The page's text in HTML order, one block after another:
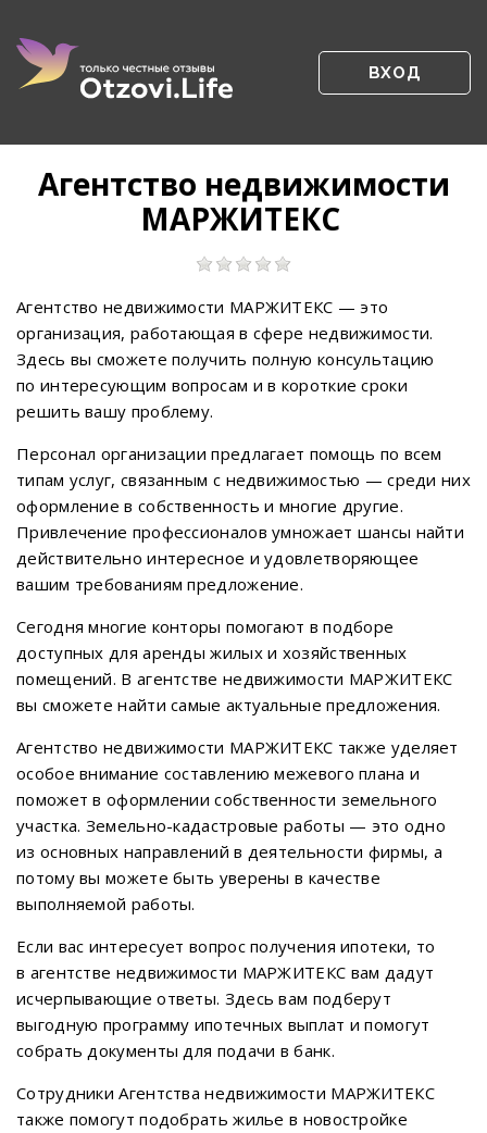
ВХОД
Агентство недвижимости
МАРЖИТЕКС
Агентство недвижимости МАРЖИТЕКС — это
организация, работающая в сфере недвижимости.
Здесь вы сможете получить полную консультацию
по интересующим вопросам и в короткие сроки
решить вашу проблему.
Персонал организации предлагает помощь по всем
типам услуг, связанным с недвижимостью — среди них
оформление в собственность и многие другие.
Привлечение профессионалов умножает шансы найти
действительно интересное и удовлетворяющее
вашим требованиям предложение.
Сегодня многие конторы помогают в подборе
доступных для аренды жилых и хозяйственных
помещений. В агентстве недвижимости МАРЖИТЕКС
вы сможете найти самые актуальные предложения.
Агентство недвижимости МАРЖИТЕКС также уделяет
особое внимание составлению межевого плана и
поможет в оформлении собственности земельного
участка. Земельно-кадастровые работы — это одно
из основных направлений в деятельности фирмы, а
потому вы можете быть уверены в качестве
выполняемой работы.
Если вас интересует вопрос получения ипотеки, то
в агентстве недвижимости МАРЖИТЕКС вам дадут
исчерпывающие ответы. Здесь вам подберут
выгодную программу ипотечных выплат и помогут
собрать документы для подачи в банк.
Сотрудники Агентства недвижимости МАРЖИТЕКС
также помогут подобрать жилье в новостройке